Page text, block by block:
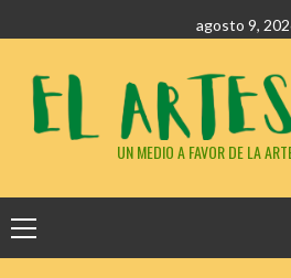
agosto 9,
UN MEDIO A FAVOR DE LA